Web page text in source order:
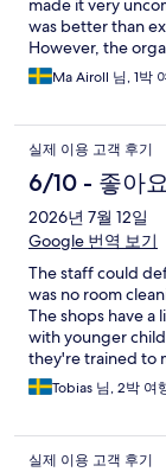
made it very
was better than
However, the
was very long,
would be much
and less crowded.
Ma Airoll 님, 1박
실제 이용 고객 후기
6/10 - 좋아
2026년 7월 12일
Google 번역 보기
The staff could
was no room
The shops have a
with younger
they're trained to
buying food or
check that we
to explore.
Tobias 님, 2박 여
실제 이용 고객 후기